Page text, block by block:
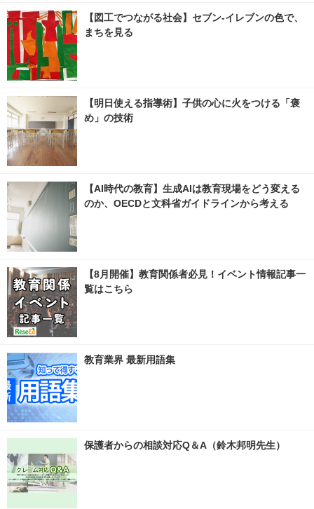
【図工でつながる社会】セブン‐イレブンの色で、
まちを見る
【明日使える指導術】子供の心に火をつける「褒
め」の技術
【AI時代の教育】生成AIは教育現場をどう変える
のか、OECDと文科省ガイドラインから考える
【8月開催】教育関係者必見！イベント情報記事一
覧はこちら
教育業界 最新用語集
保護者からの相談対応Q＆A（鈴木邦明先生）